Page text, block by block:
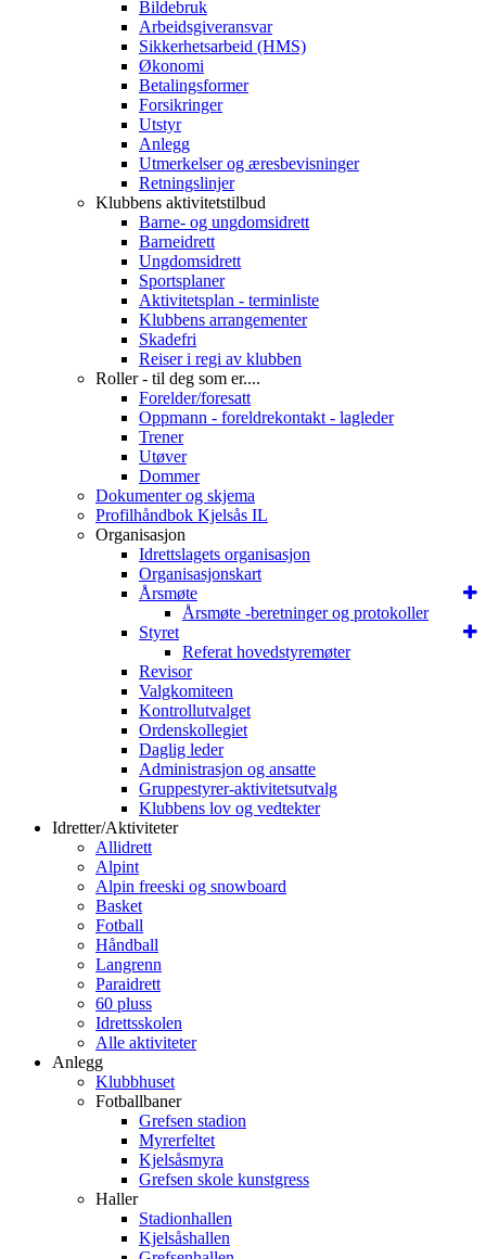
Bildebruk
Arbeidsgiveransvar
Sikkerhetsarbeid (HMS)
Økonomi
Betalingsformer
Forsikringer
Utstyr
Anlegg
Utmerkelser og æresbevisninger
Retningslinjer
Klubbens aktivitetstilbud
Barne- og ungdomsidrett
Barneidrett
Ungdomsidrett
Sportsplaner
Aktivitetsplan - terminliste
Klubbens arrangementer
Skadefri
Reiser i regi av klubben
Roller - til deg som er....
Forelder/foresatt
Oppmann - foreldrekontakt - lagleder
Trener
Utøver
Dommer
Dokumenter og skjema
Profilhåndbok Kjelsås IL
Organisasjon
Idrettslagets organisasjon
Organisasjonskart
Årsmøte
Årsmøte -beretninger og protokoller
Styret
Referat hovedstyremøter
Revisor
Valgkomiteen
Kontrollutvalget
Ordenskollegiet
Daglig leder
Administrasjon og ansatte
Gruppestyrer-aktivitetsutvalg
Klubbens lov og vedtekter
Idretter/Aktiviteter
Allidrett
Alpint
Alpin freeski og snowboard
Basket
Fotball
Håndball
Langrenn
Paraidrett
60 pluss
Idrettsskolen
Alle aktiviteter
Anlegg
Klubbhuset
Fotballbaner
Grefsen stadion
Myrerfeltet
Kjelsåsmyra
Grefsen skole kunstgress
Haller
Stadionhallen
Kjelsåshallen